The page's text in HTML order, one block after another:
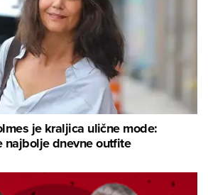
je kraljica ulične mode:
najbolje dnevne outfite